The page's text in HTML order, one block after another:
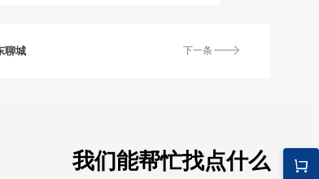
下一条
聊城
我们能帮忙找点什么